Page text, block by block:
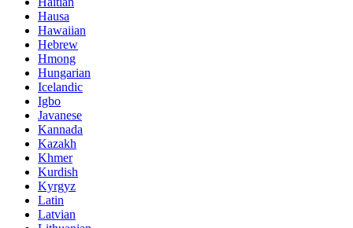
Hausa
Hawaiian
Hebrew
Hmong
Hungarian
Icelandic
Igbo
Javanese
Kannada
Kazakh
Khmer
Kurdish
Kyrgyz
Latin
Latvian